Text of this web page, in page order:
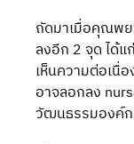
ถัดมาเมื่อคุณพ
ลงอีก 2 จุด ได้
เห็นความต่อเนื่
อาจลอกลง
วัฒนธรรมองค์